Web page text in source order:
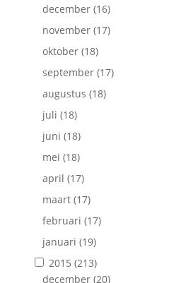
december(16)
november(17)
oktober(18)
september(17)
augustus (18)
juli (18)
juni (18)
mei (18)
april (17)
maart(17)
februari (17)
januari (19)
2015 (213)
december(20)